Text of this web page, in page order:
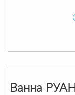
Ванна